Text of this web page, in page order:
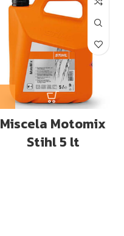
Miscela Motomix
Stihl 5 lt